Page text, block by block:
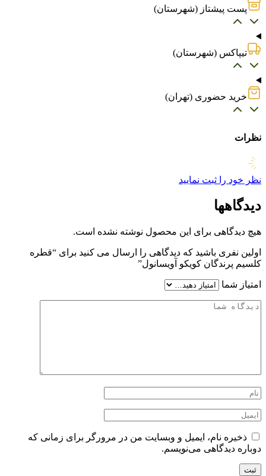
پست پیشتاز (شهرستان)
تیپاکس (شهرستان)
خرید حضوری (تهران)
نظرات
نظر خود را ثبت نمایید
دیدگاهها
هیچ دیدگاهی برای این محصول نوشته نشده است.
اولین نفری باشید که دیدگاهی را ارسال می کنید برای “قطره
کلسیم پرندگان کویکو آویسانول”
امتیاز شما
ذخیره نام، ایمیل و وبسایت من در مرورگر برای زمانی که
دوباره دیدگاهی می‌نویسم.